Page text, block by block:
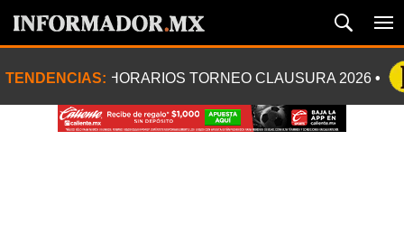
TENDENCIAS: HORARIOS TORNEO CLAUSURA 2026